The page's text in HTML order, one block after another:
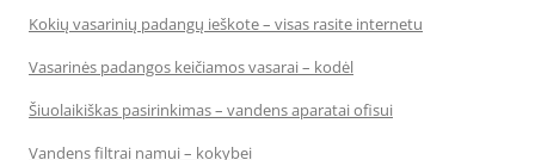
Kokių vasarinių padangų ieškote – visas rasite internetu
Vasarinės padangos keičiamos vasarai – kodėl
Šiuolaikiškas pasirinkimas – vandens aparatai ofisui
Vandens filtrai namui – kokybei